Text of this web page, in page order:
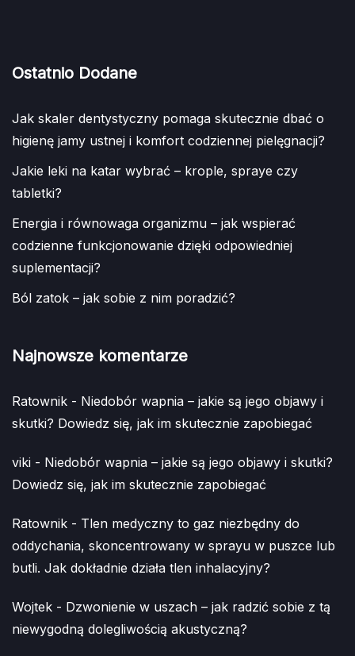
Ostatnio Dodane
Jak skaler dentystyczny pomaga skutecznie dbać o
higienę jamy ustnej i komfort codziennej pielęgnacji?
Jakie leki na katar wybrać – krople, spraye czy
tabletki?
Energia i równowaga organizmu – jak wspierać
codzienne funkcjonowanie dzięki odpowiedniej
suplementacji?
Ból zatok – jak sobie z nim poradzić?
Najnowsze komentarze
Ratownik - Niedobór wapnia – jakie są jego objawy i
skutki? Dowiedz się, jak im skutecznie zapobiegać
viki - Niedobór wapnia – jakie są jego objawy i skutki?
Dowiedz się, jak im skutecznie zapobiegać
Ratownik - Tlen medyczny to gaz niezbędny do
oddychania, skoncentrowany w sprayu w puszce lub
butli. Jak dokładnie działa tlen inhalacyjny?
Wojtek - Dzwonienie w uszach – jak radzić sobie z tą
niewygodną dolegliwością akustyczną?